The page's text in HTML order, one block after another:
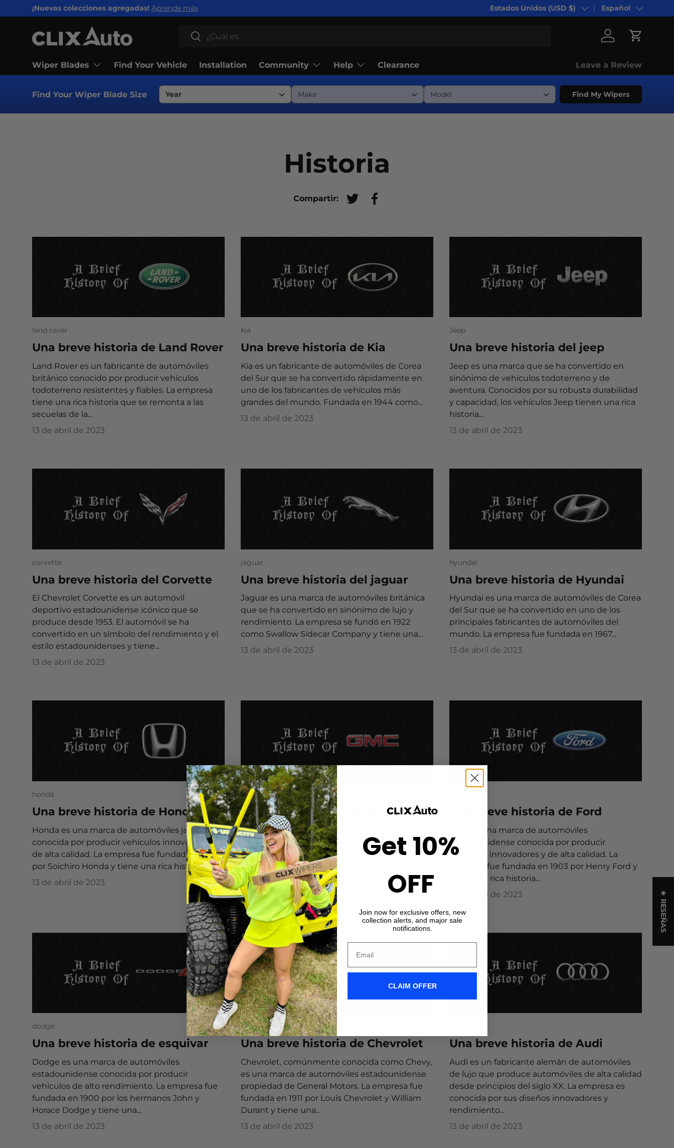
IR AL CONTENIDO
¡Nuevas colecciones agregadas! Aprende más País/Región
Estados Unidos (USD $) IdiomaEspañol
Buscar
Buscar
Iniciar sesión
Carrito
Wiper Blades Find Your Vehicle Installation Community Help Clearance Leave a Review
Find Your Wiper Blade Size Find My Wipers
Historia
Compartir:
Tuitear en Twitter
Compartir en Facebook
land rover
Una breve historia de Land Rover
Land Rover es un fabricante de automóviles
británico conocido por producir vehículos
todoterreno resistentes y fiables. La empresa
tiene una rica historia que se remonta a las
secuelas de la...
13 de abril de 2023
kia
Una breve historia de Kia
Kia es un fabricante de automóviles de Corea
del Sur que se ha convertido rápidamente en
uno de los fabricantes de vehículos más
grandes del mundo. Fundada en 1944 como...
13 de abril de 2023
Jeep
Una breve historia del jeep
Jeep es una marca que se ha convertido en
sinónimo de vehículos todoterreno y de
aventura. Conocidos por su robusta durabilidad
y capacidad, los vehículos Jeep tienen una rica
historia...
13 de abril de 2023
corvette
Una breve historia del Corvette
El Chevrolet Corvette es un automóvil
deportivo estadounidense icónico que se
produce desde 1953. El automóvil se ha
convertido en un símbolo del rendimiento y el
estilo estadounidenses y tiene...
13 de abril de 2023
jaguar
Una breve historia del jaguar
Jaguar es una marca de automóviles británica
que se ha convertido en sinónimo de lujo y
rendimiento. La empresa se fundó en 1922
como Swallow Sidecar Company y tiene una...
13 de abril de 2023
hyundai
Una breve historia de Hyundai
Hyundai es una marca de automóviles de Corea
del Sur que se ha convertido en uno de los
principales fabricantes de automóviles del
mundo. La empresa fue fundada en 1967...
13 de abril de 2023
honda
Una breve historia de Honda
Honda es una marca de automóviles japonesa
conocida por producir vehículos innovadores y
de alta calidad. La empresa fue fundada en 1948
por Soichiro Honda y tiene una rica historia...
13 de abril de 2023
gmc
Una breve historia de GMC
GMC, también conocida como General Motors
Truck Company, es una marca de automóviles
estadounidense que se especializa en la
producción de camiones, furgonetas y SUV. La
empresa fue fundada en...
13 de abril de 2023
Una breve historia de Ford
Ford es una marca de automóviles
estadounidense conocida por producir
vehículos innovadores y de alta calidad. La
empresa fue fundada en 1903 por Henry Ford y
tiene una rica historia...
13 de abril de 2023
dodge
Una breve historia de esquivar
Dodge es una marca de automóviles
estadounidense conocida por producir
vehículos de alto rendimiento. La empresa fue
fundada en 1900 por los hermanos John y
Horace Dodge y tiene una...
13 de abril de 2023
chevrolet
Una breve historia de Chevrolet
Chevrolet, comúnmente conocida como Chevy,
es una marca de automóviles estadounidense
propiedad de General Motors. La empresa fue
fundada en 1911 por Louis Chevrolet y William
Durant y tiene una...
13 de abril de 2023
Una breve historia de Audi
Audi es un fabricante alemán de automóviles
de lujo que produce automóviles de alta calidad
desde principios del siglo XX. La empresa es
conocida por sus diseños innovadores y
rendimiento...
13 de abril de 2023
★ RESEÑAS
Get 10%
OFF
Join now for exclusive offers, new
collection alerts, and major sale
notifications.
CLAIM OFFER